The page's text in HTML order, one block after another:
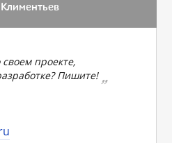
своем проекте,
Пишите!